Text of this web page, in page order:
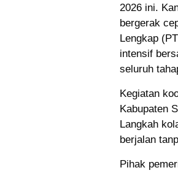
2026 ini.
bergerak
Lengkap
intensif
seluruh
Kegiatan
Kabupaten
Langkah
berjalan
Pihak